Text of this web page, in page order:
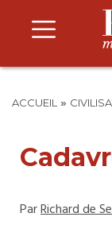
ACCUEIL »
ParRichard de